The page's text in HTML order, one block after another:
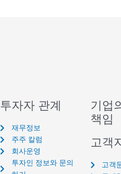
투자자 관계
재무정보
주주 칼럼
회사운영
투자인 정보와 문의
기업
책임
고객
고객